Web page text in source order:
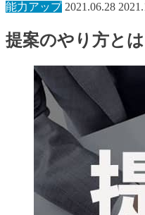
能力アップ 2021.06.28
提案のやり方と